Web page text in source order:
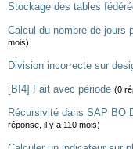
Stockage des tables
Calcul du nombre de jours
mois)
Division incorrecte sur
[BI4] Fait avec période (0
Récursivité dans SAP BO
réponse, il y a 110 mois)